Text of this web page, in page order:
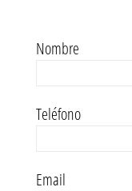
Nombre
Teléfono
Email